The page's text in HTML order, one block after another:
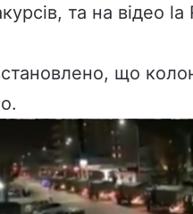
та на відео la
що